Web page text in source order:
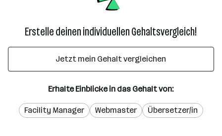
Erstelle deinen individuellen Gehaltsvergleich!
Jetzt mein Gehalt vergleichen
Erhalte Einblicke in das Gehalt von:
Facility Manager Webmaster Übersetzer/in